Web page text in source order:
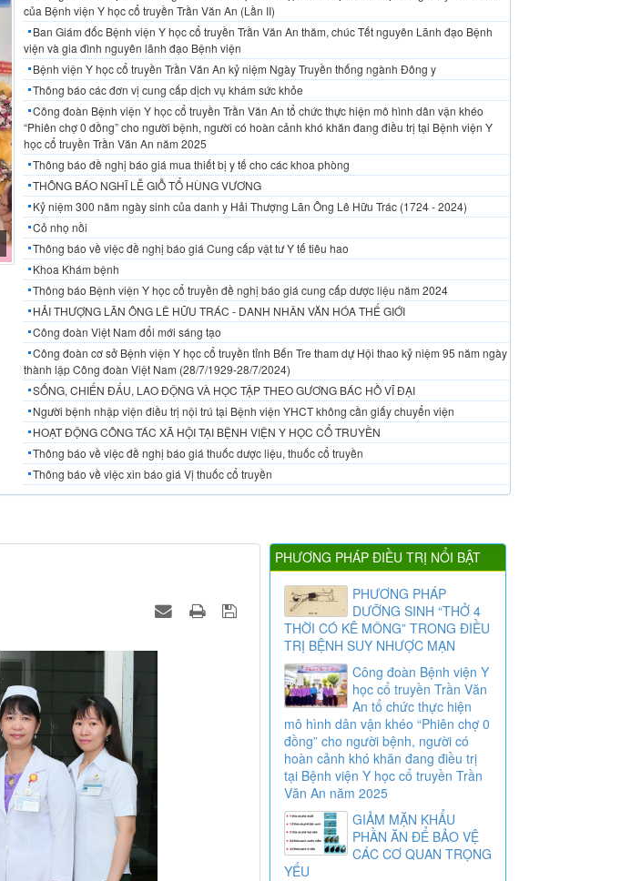
của Bệnh viện Y học cổ truyền Trần Văn An (Lần II)
Ban Giám đốc Bệnh viện Y học cổ truyền Trần Văn An thăm, chúc Tết nguyên Lãnh đạo Bệnh
viện và gia đình nguyên lãnh đạo Bệnh viện
Bệnh viện Y học cổ truyền Trần Văn An kỷ niệm Ngày Truyền thống ngành Đông y
Thông báo các đơn vị cung cấp dịch vụ khám sức khỏe
Công đoàn Bệnh viện Y học cổ truyền Trần Văn An tổ chức thực hiện mô hình dân vận khéo
“Phiên chợ 0 đồng” cho người bệnh, người có hoàn cảnh khó khăn đang điều trị tại Bệnh viện Y
học cổ truyền Trần Văn An năm 2025
Thông báo đề nghị báo giá mua thiết bị y tế cho các khoa phòng
THÔNG BÁO NGHĨ LỄ GIỖ TỔ HÙNG VƯƠNG
Kỷ niệm 300 năm ngày sinh của danh y Hải Thượng Lãn Ông Lê Hữu Trác (1724 - 2024)
Cỏ nhọ nồi
Thông báo về việc đề nghị báo giá Cung cấp vật tư Y tế tiêu hao
Khoa Khám bệnh
Thông báo Bệnh viện Y học cổ truyền đề nghị báo giá cung cấp dược liệu năm 2024
HẢI THƯỢNG LÃN ÔNG LÊ HỮU TRÁC - DANH NHÂN VĂN HÓA THẾ GIỚI
Công đoàn Việt Nam đổi mới sáng tạo
Công đoàn cơ sở Bệnh viện Y học cổ truyền tỉnh Bến Tre tham dự Hội thao kỷ niệm 95 năm ngày
thành lập Công đoàn Việt Nam (28/7/1929-28/7/2024)
SỐNG, CHIẾN ĐẤU, LAO ĐỘNG VÀ HỌC TẬP THEO GƯƠNG BÁC HỒ VĨ ĐẠI
Người bệnh nhập viện điều trị nội trú tại Bệnh viện YHCT không cần giấy chuyển viện
HOẠT ĐỘNG CÔNG TÁC XÃ HỘI TẠI BỆNH VIỆN Y HỌC CỔ TRUYỀN
Thông báo về việc đề nghị báo giá thuốc dược liệu, thuốc cổ truyền
Thông báo về việc xin báo giá Vị thuốc cổ truyền
PHƯƠNG PHÁP ĐIỀU TRỊ NỔI BẬT
PHƯƠNG PHÁP
DƯỠNG SINH “THỞ 4
THỜI CÓ KÊ MÔNG” TRONG ĐIỀU
TRỊ BỆNH SUY NHƯỢC MẠN
Công đoàn Bệnh viện Y
học cổ truyền Trần Văn
An tổ chức thực hiện
mô hình dân vận khéo “Phiên chợ 0
đồng” cho người bệnh, người có
hoàn cảnh khó khăn đang điều trị
tại Bệnh viện Y học cổ truyền Trần
Văn An năm 2025
GIẢM MẶN KHẨU
PHẦN ĂN ĐỂ BẢO VỆ
CÁC CƠ QUAN TRỌNG
YẾU